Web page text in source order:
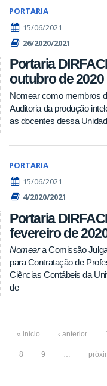
PORTARIA
15/06/2021
26/2020/2021
Portaria
outubro de 2020
Nomear como membros
Auditoria da produção
as docentes dessa
PORTARIA
15/06/2021
4/2020/2021
Portaria
fevereiro de
Nomeara Comissão
para Contratação de
Ciências Contábeis da
de
« início ‹ anterior
8 9 …